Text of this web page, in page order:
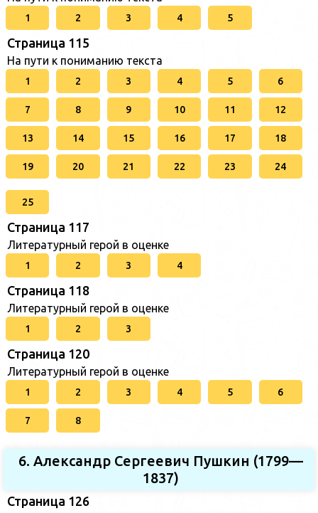
1 2 3 4 5
Страница 115
На пути к пониманию текста
1 2 3 4 5 6
7 8 9 10 11 12
13 14 15 16 17 18
19 20 21 22 23 24
25
Страница 117
Литературный герой в оценке
1 2 3 4
Страница 118
Литературный герой в оценке
1 2 3
Страница 120
Литературный герой в оценке
1 2 3 4 5 6
7 8
6. Александр Сергеевич Пушкин (1799—
1837)
Страница 126